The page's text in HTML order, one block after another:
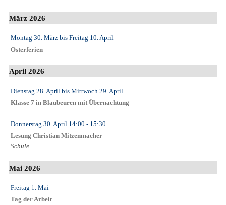
März 2026
Montag 30. März bis Freitag 10. April
Osterferien
April 2026
Dienstag 28. April bis Mittwoch 29. April
Klasse 7 in Blaubeuren mit Übernachtung
Donnerstag 30. April 14:00 - 15:30
Lesung Christian Mitzenmacher
Schule
Mai 2026
Freitag 1. Mai
Tag der Arbeit